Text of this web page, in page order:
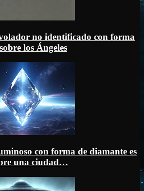
no identificado con forma
los Ángeles
con forma de diamante es
una ciudad…